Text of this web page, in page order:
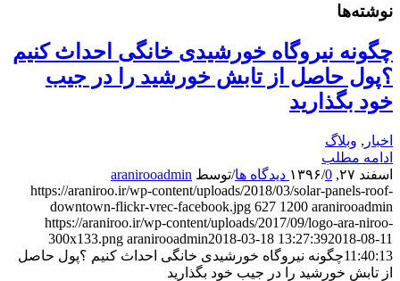
نوشته‌ها
چگونه نیروگاه خورشیدی خانگی احداث کنیم
؟پول حاصل از تابش خورشید را در جیب
خود بگذارید
اخبار , وبلاگ
ادامه مطلب
اسفند ۲۷, ۱۳۹۶
/0 دیدگاه ها /توسط aranirooadmin
https://araniroo.ir/wp-content/uploads/2018/03/solar-panels-roof-
downtown-flickr-vrec-facebook.jpg 627 1200 aranirooadmin
https://araniroo.ir/wp-content/uploads/2017/09/logo-ara-niroo-
300x133.png aranirooadmin2018-03-18 13:27:392018-08-11
11:40:13چگونه نیروگاه خورشیدی خانگی احداث کنیم ؟پول حاصل
از تابش خورشید را در جیب خود بگذارید